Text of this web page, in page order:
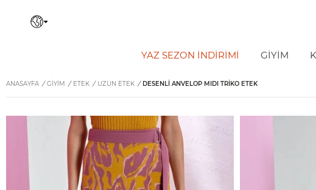
YAZ SEZON İNDIRIMI GİYİM
ANASAYFA / GİYİM / ETEK / UZUN ETEK / DESENLI ANVELOP MIDI TRIKO ETEK